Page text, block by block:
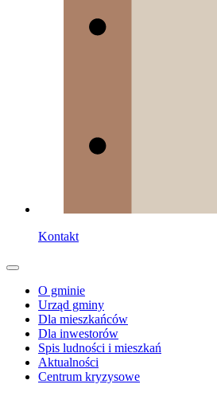
Kontakt
O gminie
Urząd gminy
Dla mieszkańców
Dla inwestorów
Spis ludności i mieszkań
Aktualności
Centrum kryzysowe